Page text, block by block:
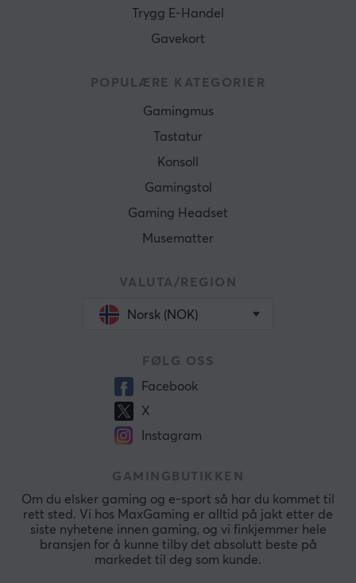
Trygg E-Handel
Gavekort
POPULÆRE KATEGORIER
Gamingmus
Tastatur
Konsoll
Gamingstol
Gaming Headset
Musematter
VALUTA/REGION
Norsk (NOK)
FØLG OSS
Facebook
X
Instagram
GAMINGBUTIKKEN
Om du elsker gaming og e-sport så har du kommet til
rett sted. Vi hos MaxGaming er alltid på jakt etter de
siste nyhetene innen gaming, og vi finkjemmer hele
bransjen for å kunne tilby det absolutt beste på
markedet til deg som kunde.